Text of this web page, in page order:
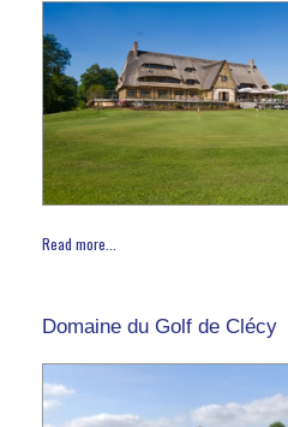
Read more...
Domaine du Golf de Clécy